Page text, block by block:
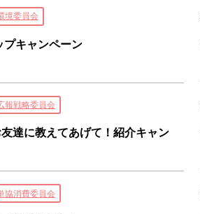
境委員会
プキャンペーン
報戦略委員会
達に教えてあげて！紹介キャン
協消費委員会